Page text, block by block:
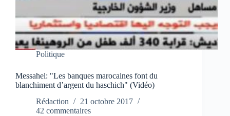
Politique
Messahel: "Les banques marocaines font du
blanchiment d’argent du haschich" (Vidéo)
Rédaction
21 octobre 2017
42 commentaires